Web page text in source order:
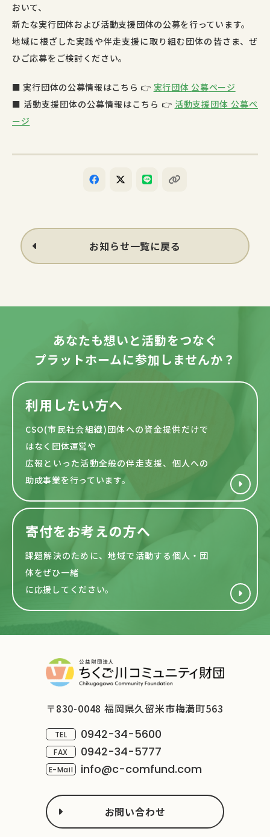
おいて、
新たな実行団体および活動支援団体の公募を行ってい ます。
地域に根ざ した実践 や伴走支援に取り組む団体の 皆さま、ぜ
ひご応募を ご検討ください。
■実行団体の公募情報はこちら 👉 実行団体 公募ページ
■ 活動支援団体の公募情報はこちら 👉 活動支援団体 公募ペ
ージ
お知らせ一覧に戻る
あなたも想いと活動をつなぐ
プラットホームに参加しませんか？
利用したい方へ
CSO(市民社会組織)団体への資金提供だけで
はなく団体運営や
広報といった活動全般の伴走支援、個人への
助成事業を行っています。
寄付をお考えの方へ
課題解決のために、地域で活動する 個人・団
体をぜひ一緒
に応援してください。
〒830-0048 福岡県久留米市梅満町563
TEL 0942-34-5600
FAX 0942-34-5777
E-Mail info@c-comfund.com
お問い合わせ